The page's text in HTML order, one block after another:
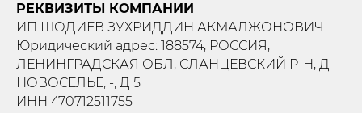
РЕКВИЗИТЫ КОМПАНИИ
ИП ШОДИЕВ ЗУХРИДДИН АКМАЛЖОНОВИЧ
Юридический адрес: 188574, РОССИЯ,
ЛЕНИНГРАДСКАЯ ОБЛ, СЛАНЦЕВСКИЙ Р-Н, Д
НОВОСЕЛЬЕ, -, Д 5
ИНН 470712511755